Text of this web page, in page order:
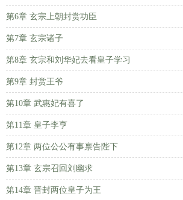
第6章 玄宗上朝封赏功臣
第7章 玄宗诸子
第8章 玄宗和刘华妃去看皇子学习
第9章 封赏王爷
第10章 武惠妃有喜了
第11章 皇子李亨
第12章 两位公公有事禀告陛下
第13章 玄宗召回刘幽求
第14章 晋封两位皇子为王